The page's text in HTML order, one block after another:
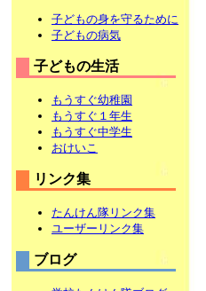
子どもの身を守るために
子どもの病気
子どもの生活
もうすぐ幼稚園
もうすぐ１年生
もうすぐ中学生
おけいこ
リンク集
たんけん隊リンク集
ユーザーリンク集
ブログ